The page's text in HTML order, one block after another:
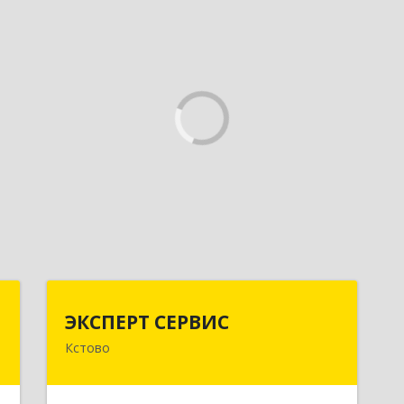
ЭКСПЕРТ СЕРВИС
Кстово